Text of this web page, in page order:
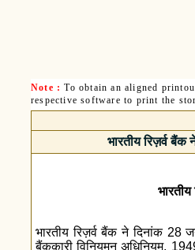
Note :To obtain an aligned
respective software to print the
भारतीय रिज़र्व
भारतीय रिज़र्व बैंक ने दिनांक
बैंककारी विनियमन अधिनियम,